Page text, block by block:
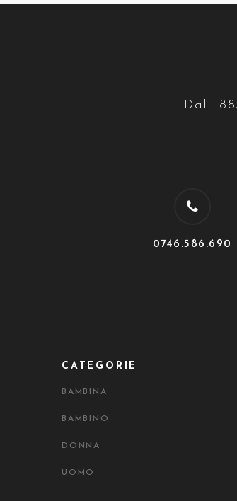
Dal
0746.586.690
CATEGORIE
BAMBINA
BAMBINO
DONNA
UOMO